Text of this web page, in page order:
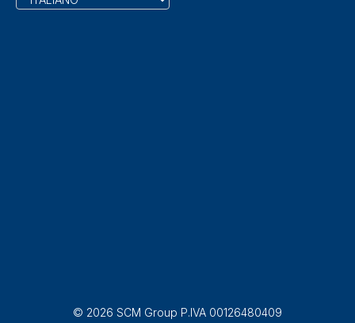
© 2026 SCM Group P.IVA 00126480409